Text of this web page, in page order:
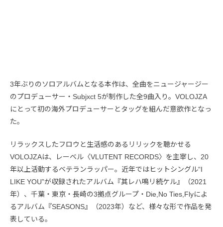
3年ぶりのソロアルバムとなる本作は、全曲をニュージャージー
のプロデューサー・Subjxct 5が制作した全9曲入り。VOLOJZA
にとって初の海外プロデューサーとタッグを組んだ意欲作となっ
た。
リラックスしたフロウと生活感のあるリリックを聴かせる
VOLOJZAは、レーベル〈VLUTENT RECORDS〉を主宰し、20
年以上活動するベテランラッパー。近年ではヒットシングル“I
LIKE YOU”が収録されたアルバム『其レハ鳴リ続ケル』（2021
年）、千葉・東京・長崎の3拠点グループ・Die,No Ties,Flyによ
るアルバム『SEASONS』（2023年）など、様々な形で作品を発
表している。